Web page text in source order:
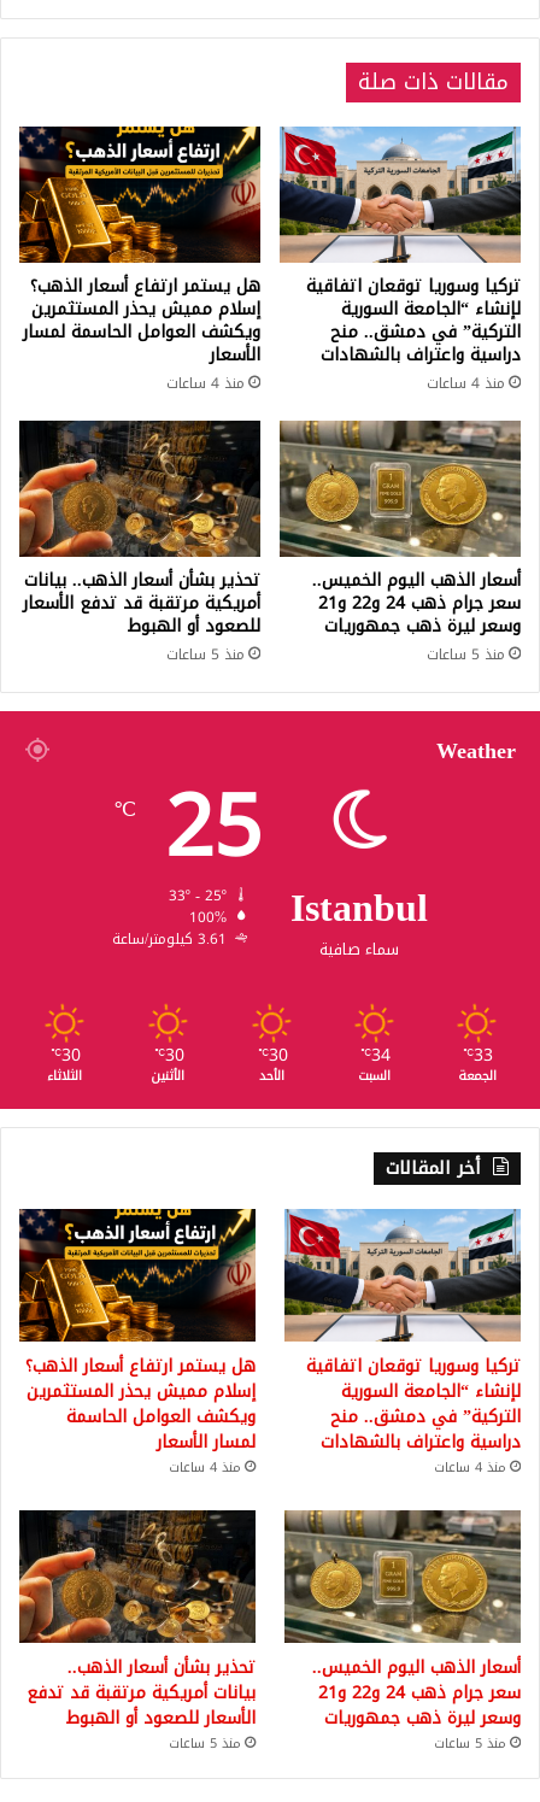
سياح
مقالات ذات صلة
تركيا وسوريا توقعان اتفاقية
لإنشاء “الجامعة السورية
التركية” في دمشق.. منح
دراسية واعتراف بالشهادات
منذ 4 ساعات
هل يستمر ارتفاع أسعار الذهب؟
إسلام مميش يحذر المستثمرين
ويكشف العوامل الحاسمة لمسار
الأسعار
منذ 4 ساعات
أسعار الذهب اليوم الخميس..
سعر جرام ذهب 24 و22 و21
وسعر ليرة ذهب جمهوريات
منذ 5 ساعات
تحذير بشأن أسعار الذهب.. بيانات
أمريكية مرتقبة قد تدفع الأسعار
للصعود أو الهبوط
منذ 5 ساعات
Weather
Istanbul
سماء صافية
25
℃
100%
3.61 كيلومتر/ساعة
33
℃
الجمعة
34
℃
السبت
30
℃
الأحد
30
℃
الأثنين
30
℃
الثلاثاء
أخر المقالات
تركيا وسوريا توقعان اتفاقية
لإنشاء “الجامعة السورية
التركية” في دمشق.. منح
دراسية واعتراف بالشهادات
منذ 4 ساعات
هل يستمر ارتفاع أسعار الذهب؟
إسلام مميش يحذر المستثمرين
ويكشف العوامل الحاسمة
لمسار الأسعار
منذ 4 ساعات
أسعار الذهب اليوم الخميس..
سعر جرام ذهب 24 و22 و21
وسعر ليرة ذهب جمهوريات
منذ 5 ساعات
تحذير بشأن أسعار الذهب..
بيانات أمريكية مرتقبة قد تدفع
الأسعار للصعود أو الهبوط
منذ 5 ساعات